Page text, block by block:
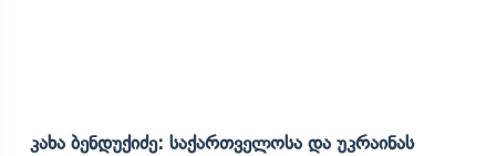
Კახა Ბენდუქიძე: Საქართველოსა Და Უკრაინას